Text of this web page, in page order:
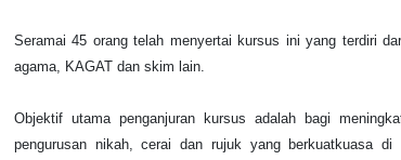
Seramai 45 orang telah menyertai kursus ini yang terdiri
agama, KAGAT dan skim lain.
Objektif utama penganjuran kursus adalah bagi
pengurusan nikah, cerai dan rujuk yang berkuatkuasa di